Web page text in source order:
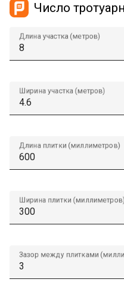
Число
Длина участка (метров)
Ширина участка (метров)
Длина плитки (миллиметров)
Ширина плитки (миллиметров)
Зазор между плитками